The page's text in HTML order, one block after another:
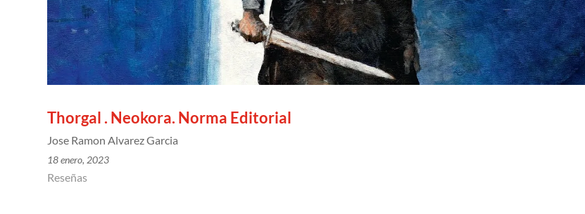
Thorgal . Neokora. Norma Editorial
Jose Ramon Alvarez Garcia
18 enero, 2023
Reseñas